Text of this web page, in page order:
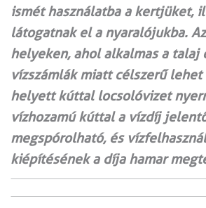
ismét használatba a kertjüket,
látogatnak el a nyaralójukba.
helyeken, ahol alkalmas a talaj
vízszámlák miatt célszerű
helyett kúttal locsolóvizet
vízhozamú kúttal a vízdíj
megspórolható, és
kiépítésének a díja hamar